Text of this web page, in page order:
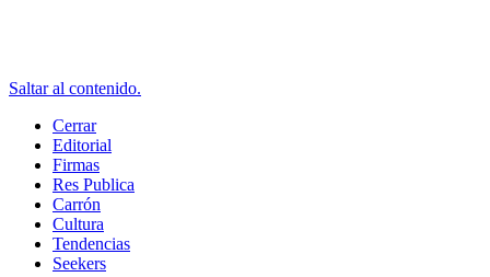
Saltar al contenido.
Cerrar
Editorial
Firmas
Res Publica
Carrón
Cultura
Tendencias
Seekers